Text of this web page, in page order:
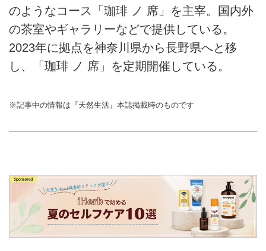
のようなコース「珈琲 ノ 席」を主宰。国内外
の茶室やギャラリーなどで提供している。
2023年に拠点を神奈川県から長野県へと移
し、「珈琲 ノ 席」を定期開催している。
※記事中の情報は『天然生活』本誌掲載時のものです